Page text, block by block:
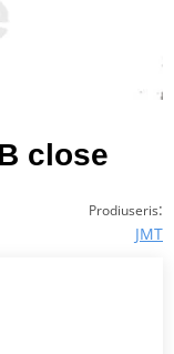
close
Prodiuseris:
JMT